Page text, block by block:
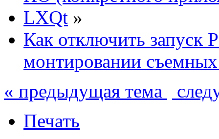
LXQt »
Как отключить запуск
монтировании съемных
« предыдущая тема
Печать